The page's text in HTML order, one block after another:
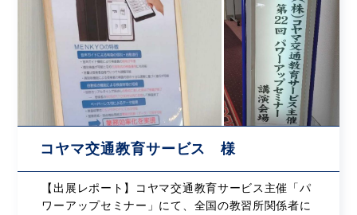
コヤマ交通教育サービス 様
【出展レポート】コヤマ交通教育サービス主催「パ
ワーアップセミナー」にて、全国の教習所関係者に